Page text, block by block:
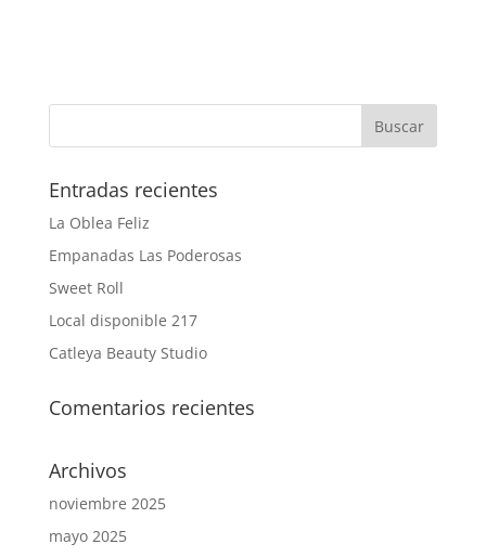
Entradas recientes
La Oblea Feliz
Empanadas Las Poderosas
Sweet Roll
Local disponible 217
Catleya Beauty Studio
Comentarios recientes
Archivos
noviembre 2025
mayo 2025